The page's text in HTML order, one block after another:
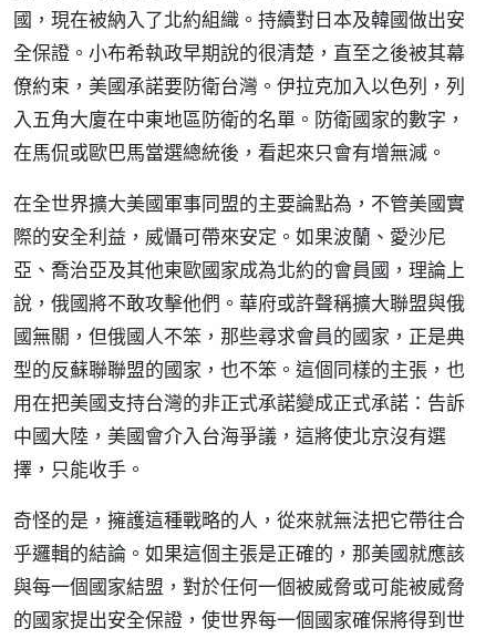
國，現在被納入了北約組織。持續對日本及韓國做出安
全保證。小布希執政早期說的很清楚，直至之後被其幕
僚約束，美國承諾要防衛台灣。伊拉克加入以色列，列
入五角大廈在中東地區防衛的名單。防衛國家的數字，
在馬侃或歐巴馬當選總統後，看起來只會有增無減。
在全世界擴大美國軍事同盟的主要論點為，不管美國實
際的安全利益，威懾可帶來安定。如果波蘭、愛沙尼
亞、喬治亞及其他東歐國家成為北約的會員國，理論上
說，俄國將不敢攻擊他們。華府或許聲稱擴大聯盟與俄
國無關，但俄國人不笨，那些尋求會員的國家，正是典
型的反蘇聯聯盟的國家，也不笨。這個同樣的主張，也
用在把美國支持台灣的非正式承諾變成正式承諾：告訴
中國大陸，美國會介入台海爭議，這將使北京沒有選
擇，只能收手。
奇怪的是，擁護這種戰略的人，從來就無法把它帶往合
乎邏輯的結論。如果這個主張是正確的，那美國就應該
與每一個國家結盟，對於任何一個被威脅或可能被威脅
的國家提出安全保證，使世界每一個國家確保將得到世